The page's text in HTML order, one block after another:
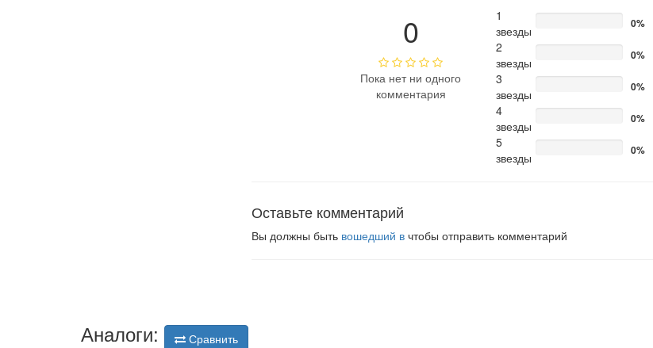
0
Пока нет ни одного
комментария
1
звезды
0%
2
звезды
0%
3
звезды
0%
4
звезды
0%
5
звезды
0%
Оставьте комментарий
Вы должны быть вошедший в чтобы отправить комментарий
Аналоги: Сравнить